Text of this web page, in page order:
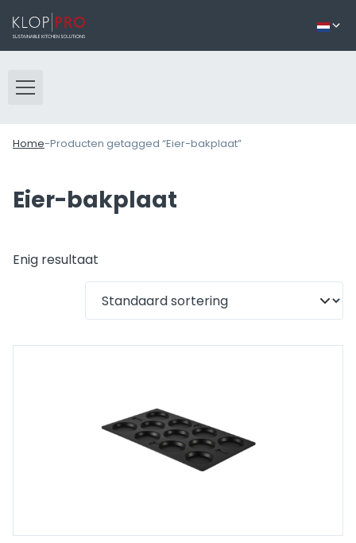
Home-Producten getagged “Eier-bakplaat”
Eier-bakplaat
Enig resultaat